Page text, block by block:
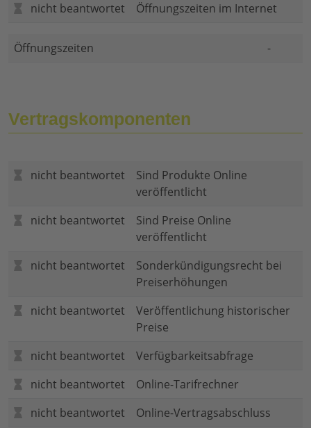
nicht beantwortet
Öffnungszeiten im Internet
Öffnungszeiten -
Vertragskomponenten
nicht beantwortet
Sind Produkte Online
veröffentlicht
nicht beantwortet
Sind Preise Online
veröffentlicht
nicht beantwortet
Sonderkündigungsrecht bei
Preiserhöhungen
nicht beantwortet
Veröffentlichung historischer
Preise
nicht beantwortet
Verfügbarkeitsabfrage
nicht beantwortet
Online-Tarifrechner
nicht beantwortet
Online-Vertragsabschluss